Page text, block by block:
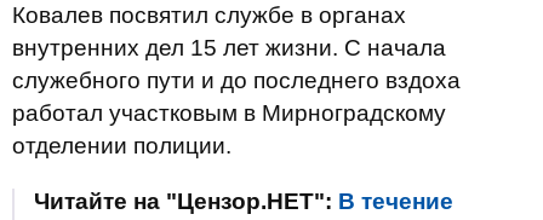
Ковалев посвятил службе в органах
внутренних дел 15 лет жизни. С начала
служебного пути и до последнего вздоха
работал участковым в Мирноградскому
отделении полиции.
Читайте на "Цензор.НЕТ": В течение